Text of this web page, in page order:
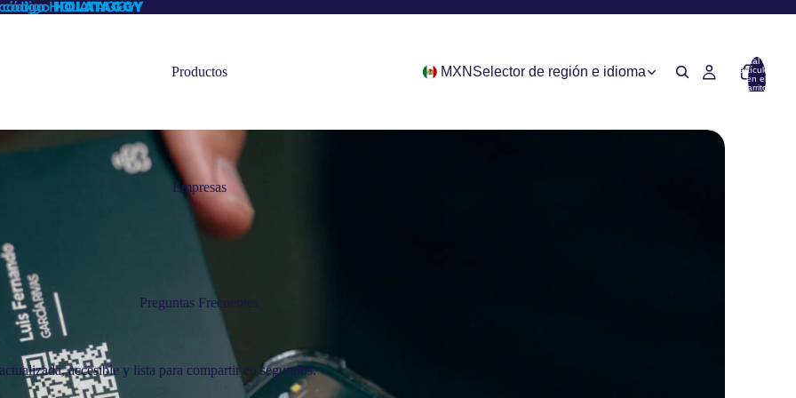
HOLATAGGY
HOLATAGGY
Productos
Empresas
Preguntas Frecuentes
MXN Selector de región e idioma
Total de
artículos
en el
carrito:
accesible y lista para compartir en segundos.